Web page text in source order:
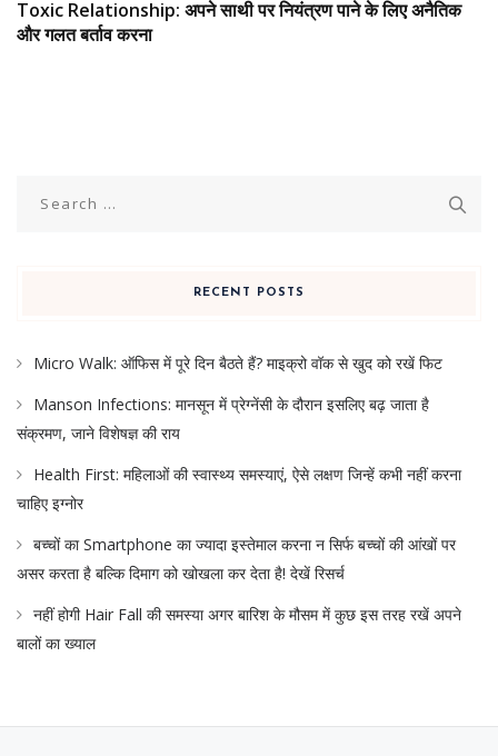
Toxic Relationship: अपने साथी पर नियंत्रण पाने के लिए अनैतिक
और गलत बर्ताव करना
RECENT POSTS
Micro Walk: ऑफिस में पूरे दिन बैठते हैं? माइक्रो वॉक से खुद को रखें फिट
Manson Infections: मानसून में प्रेग्नेंसी के दौरान इसलिए बढ़ जाता है
संक्रमण, जाने विशेषज्ञ की राय
Health First: महिलाओं की स्वास्थ्य समस्याएं, ऐसे लक्षण जिन्हें कभी नहीं करना
चाहिए इग्नोर
बच्चों का Smartphone का ज्यादा इस्तेमाल करना न सिर्फ बच्चों की आंखों पर
असर करता है बल्कि दिमाग को खोखला कर देता है! देखें रिसर्च
नहीं होगी Hair Fall की समस्या अगर बारिश के मौसम में कुछ इस तरह रखें अपने
बालों का ख्याल